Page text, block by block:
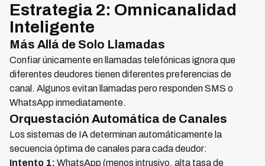
Estrategia 2: Omnicanalidad
Inteligente
Más Allá de Solo Llamadas
Confiar únicamente en llamadas telefónicas ignora que
diferentes deudores tienen diferentes preferencias de
canal. Algunos evitan llamadas pero responden SMS o
WhatsApp inmediatamente.
Orquestación Automática de Canales
Los sistemas de IA determinan automáticamente la
secuencia óptima de canales para cada deudor:
Intento 1: WhatsApp (menos intrusivo, alta tasa de